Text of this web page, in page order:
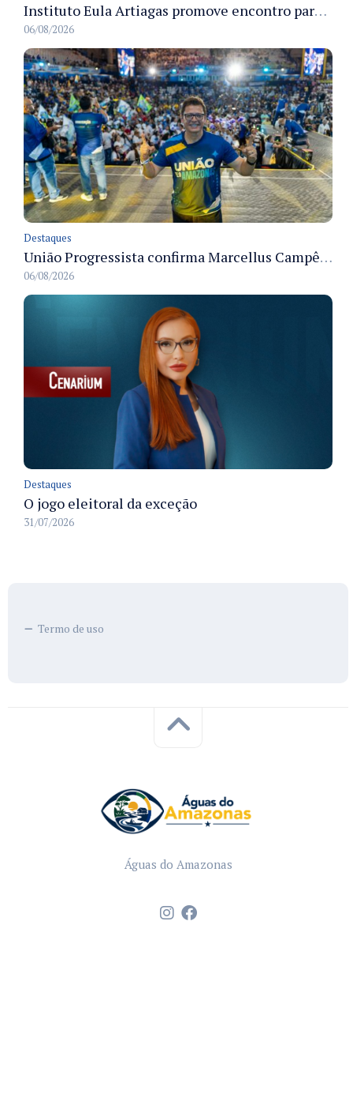
Instituto Eula Artiagas promove encontro para discutir melhorias para o bairro Petrópolis
06/08/2026
Destaques
União Progressista confirma Marcellus Campêlo como candidato a deputado estadual
06/08/2026
Destaques
O jogo eleitoral da exceção
31/07/2026
Termo de uso
Águas do Amazonas